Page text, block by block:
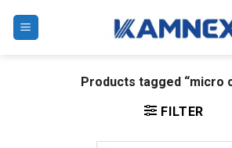
Products tagged “micro
FILTER